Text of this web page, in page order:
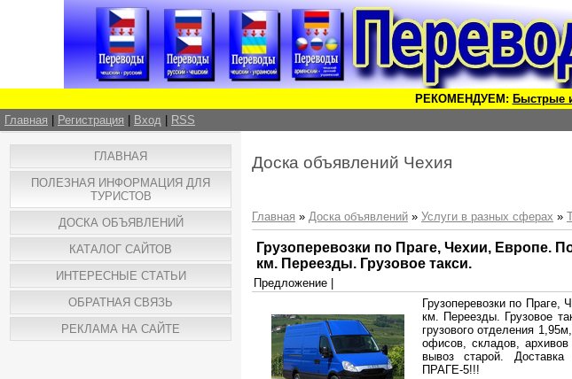
РЕКОМЕНДУЕМ: Быстрые
Главная
Регистрация Вход RSS
ГЛАВНАЯ
ПОЛЕЗНАЯ ИНФОРМАЦИЯ ДЛЯ
ТУРИСТОВ
ДОСКА ОБЪЯВЛЕНИЙ
КАТАЛОГ САЙТОВ
ИНТЕРЕСНЫЕ СТАТЬИ
ОБРАТНАЯ СВЯЗЬ
РЕКЛАМА НА САЙТЕ
Доска объявлений Чехия
Главная » Доска объявлений » Услуги в разных сферах »
Грузоперевозки по Праге, Чехии, Европе.
км. Переезды. Грузовое такси.
Предложение |
Грузоперевозки по Праге,
км. Переезды. Грузовое
грузового отделения
офисов, складов,
вывоз старой.
ПРАГЕ-5!!!